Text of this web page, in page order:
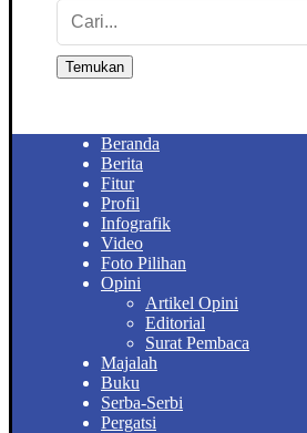
Temukan
Beranda
Berita
Fitur
Profil
Infografik
Video
Foto Pilihan
Opini
Artikel Opini
Editorial
Surat Pembaca
Majalah
Buku
Serba-Serbi
Pergatsi